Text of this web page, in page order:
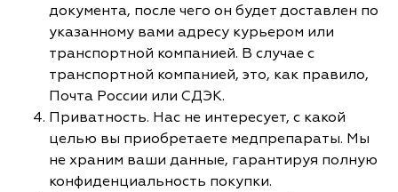
документа, после чего он будет доставлен по
указанному вами адресу курьером или
транспортной компанией. В случае с
транспортной компанией, это, как правило,
Почта России или СДЭК.
Приватность. Нас не интересует, с какой
целью вы приобретаете медпрепараты. Мы
не храним ваши данные, гарантируя полную
конфиденциальность покупки.